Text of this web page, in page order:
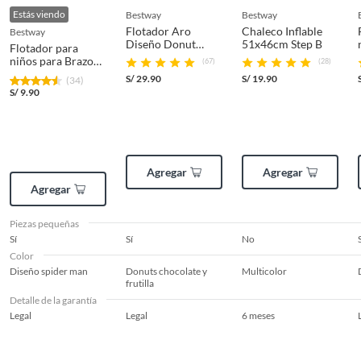
Estás viendo
bestway
Flotador para
niños para Brazo
23x15cm
Spiderman (34)
S/9.90
Agregar
bestway
Flotador Aro
Diseño Donut
107cm Colores
Surtidos
(67)
S/29.90
Agregar
bestway
Chaleco Inflable
51x46cm Step B
(28)
S/ 19.90
Agregar
Piezas pequeñas
Sí
Sí No
Color
Diseño spider man
Donuts chocolate y
frutilla
Multicolor
Detalle de la garantía
Legal
Legal 6 meses